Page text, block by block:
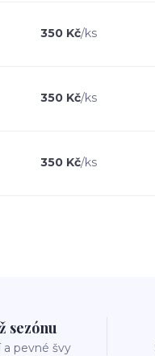
350 Kč/ks
350 Kč/ks
350 Kč/ks
sezónu
a pevné švy